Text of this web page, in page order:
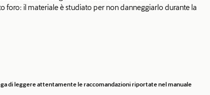
foro: il materiale è studiato per non danneggiarlo durante la
di leggere attentamente le raccomandazioni riportate nel manuale